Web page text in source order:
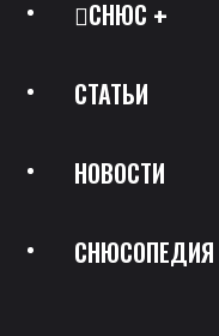
СНЮС
СТАТЬИ
НОВОСТИ
СНЮСОПЕДИЯ